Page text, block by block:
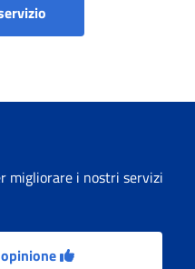
migliorare i nostri servizi